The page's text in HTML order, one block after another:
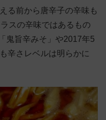
る前から唐辛子の辛味も
スの辛味ではあるもの
鬼旨辛みそ」や2017年5
辛さレベルは明らかに